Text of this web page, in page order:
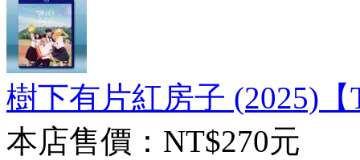
樹下有片紅房子 (2025)
本店售價： NT$270元